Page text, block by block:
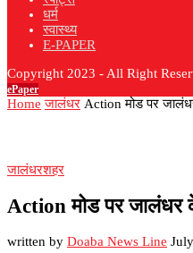
धर्म
स्वास्थ्य
E-PAPER
Copyright 2023 - All Right
ePaper
Home जालंधर Action मोड पर
जालंधरशहर
Action मोड पर जालंधर
written by Doaba News Line